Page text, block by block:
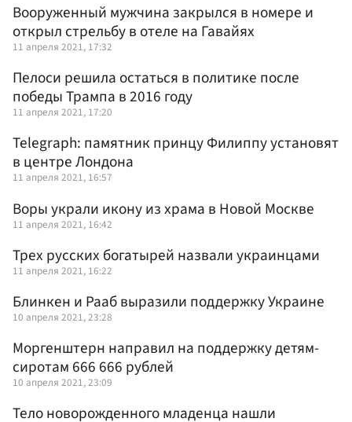
Вооруженный мужчина закрылся в номере и
открыл стрельбу в отеле на Гавайях
11 апреля 2021, 17:32
Пелоси решила остаться в политике после
победы Трампа в 2016 году
11 апреля 2021, 17:20
Telegraph: памятник принцу Филиппу установят
в центре Лондона
11 апреля 2021, 16:57
Воры украли икону из храма в Новой Москве
11 апреля 2021, 16:42
Трех русских богатырей назвали украинцами
11 апреля 2021, 16:22
Блинкен и Рааб выразили поддержку Украине
10 апреля 2021, 23:28
Моргенштерн направил на поддержку детям-
сиротам 666 666 рублей
10 апреля 2021, 23:09
Тело новорожденного младенца нашли